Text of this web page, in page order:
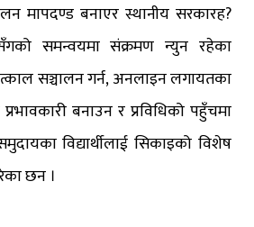
मापदण्ड बनाएर स्थानीय सरकारह?
समन्वयमा संक्रमण न्युन रहेका
सञ्चालन गर्न, अनलाइन लगायतका
बनाउन र प्रविधिको पहुँचमा
विद्यार्थीलाई सिकाइको विशेष
छन ।